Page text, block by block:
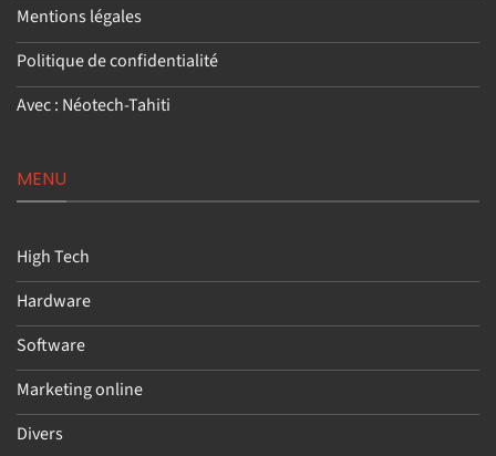
Mentions légales
Politique de confidentialité
Avec : Néotech-Tahiti
MENU
High Tech
Hardware
Software
Marketing online
Divers